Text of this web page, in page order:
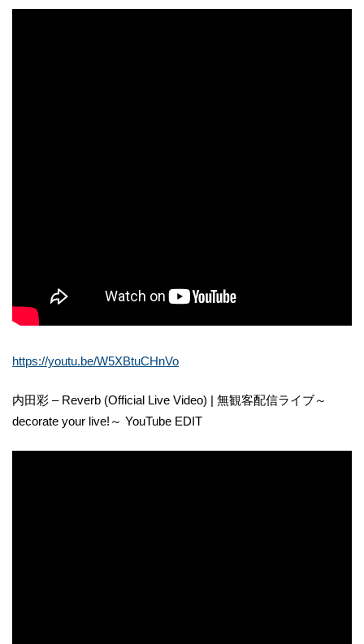
https://youtu.be/W5XBtuCHnVo
内田彩 – Reverb (Official Live Video) | 無観客配信ライブ～
decorate your live!～ YouTube EDIT